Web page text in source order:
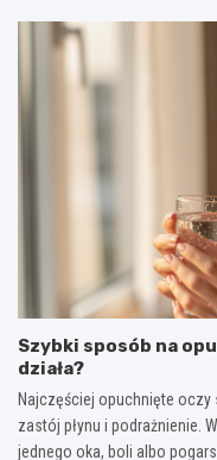
Szybki sposób na
działa?
Najczęściej opuchnięte
zastój płynu i podrażnienie.
jednego oka, boli albo